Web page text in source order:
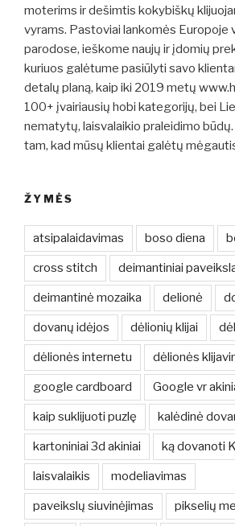
moterims ir dešimtis kokybiškų
vyrams. Pastoviai lankomės Europoje
parodose, ieškome naujų ir įdomių
kuriuos galėtume pasiūlyti savo
detalų planą, kaip iki 2019 metų
100+ įvairiausių hobi kategorijų, bei
nematytų, laisvalaikio praleidimo
tam, kad mūsų klientai galėtų
ŽYMĖS
atsipalaidavimas boso diena
cross stitch deimantiniai
deimantinė mozaika delionė
dovanų idėjos dėlionių klijai
dėlionės internetu dėlionės
google cardboard Google vr
kaip suklijuoti puzlę kalėdinė
kartoniniai 3d akiniai ką dovanoti
laisvalaikis modeliavimas
paveikslų siuvinėjimas pikselių